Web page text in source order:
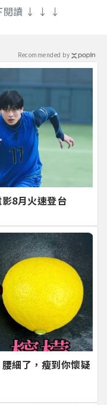
閱讀 ↓ ↓ ↓
8月火速登台
細了，瘦到你懷疑
Recommended by